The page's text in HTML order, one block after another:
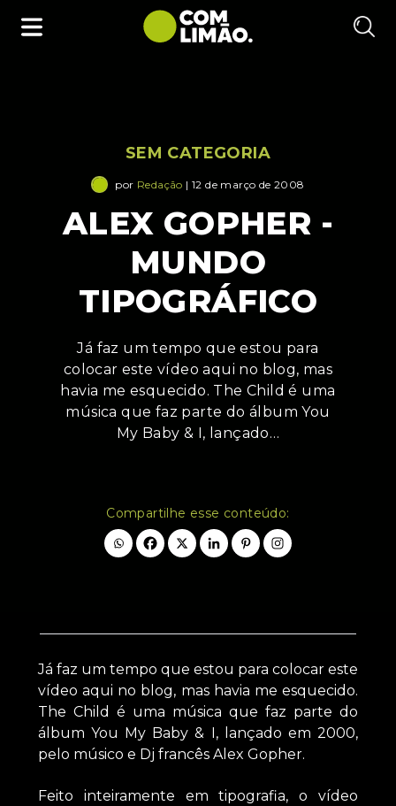
SEM CATEGORIA
por Redação | 12 de março de 2008
ALEX GOPHER -
MUNDO
TIPOGRÁFICO
Já faz um tempo que estou para
colocar este vídeo aqui no blog, mas
havia me esquecido. The Child é uma
música que faz parte do álbum You
My Baby & I, lançado…
Compartilhe esse conteúdo:
Já faz um tempo que estou para colocar este
vídeo aqui no blog, mas havia me esquecido.
The Child é uma música que faz parte do
álbum You My Baby & I, lançado em 2000,
pelo músico e Dj francês Alex Gopher.
Feito inteiramente em tipografia, o vídeo